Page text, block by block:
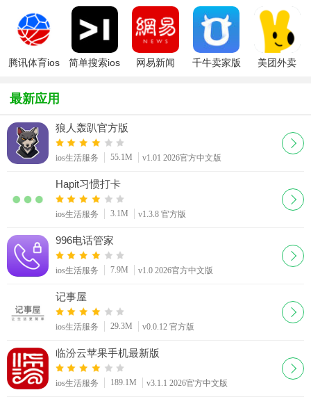
客户端
iOS版
腾讯体育ios
简单搜索ios
网易新闻 千牛卖家版 美团外卖
最新应用
狼人轰趴官方版
ios生活服务 55.1M v1.01 2026官方中文版
Hapit习惯打卡
ios生活服务 3.1M v1.3.8 官方版
996电话管家
ios生活服务 7.9M v1.0 2026官方中文版
记事屋
ios生活服务 29.3M v0.0.12 官方版
临汾云苹果手机最新版
ios生活服务 189.1M v3.1.1 2026官方中文版